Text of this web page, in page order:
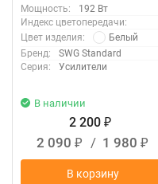
Мощность:
192 Вт
Индекс цветопередачи:
Цвет изделия:
Белый
Бренд:
SWG Standard
Серия:
Усилители
В наличии
2 200 ₽
2 090 ₽ / 1 980 ₽
В корзину